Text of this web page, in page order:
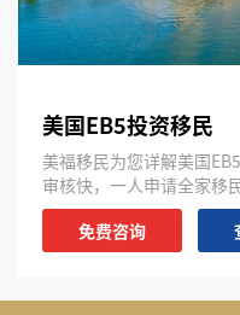
美国EB5投资移民
美福移民为您详解美国
审核快，一人申请全家
免费咨询